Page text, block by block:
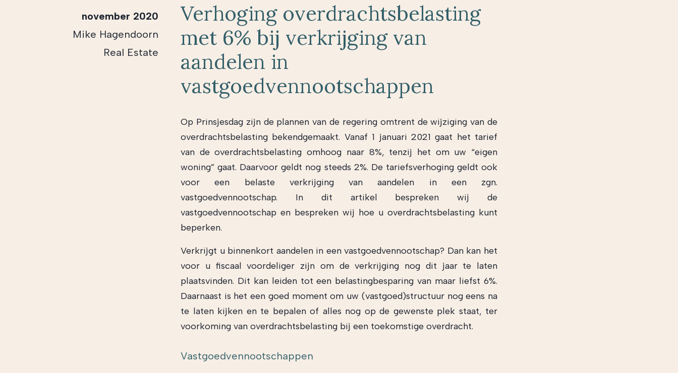
Verhoging overdrachtsbelasting
met 6% bij verkrijging van
aandelen in
vastgoedvennootschappen
Op Prinsjesdag zijn de plannen van de regering omtrent de wijziging van de
overdrachtsbelasting bekendgemaakt. Vanaf 1 januari 2021 gaat het tarief
van de overdrachtsbelasting omhoog naar 8%, tenzij het om uw “eigen
woning” gaat. Daarvoor geldt nog steeds 2%. De tariefsverhoging geldt ook
voor een belaste verkrijging van aandelen in een zgn.
vastgoedvennootschap. In dit artikel bespreken wij de
vastgoedvennootschap en bespreken wij hoe u overdrachtsbelasting kunt
beperken.
Verkrijgt u binnenkort aandelen in een vastgoedvennootschap? Dan kan het
voor u fiscaal voordeliger zijn om de verkrijging nog dit jaar te laten
plaatsvinden. Dit kan leiden tot een belastingbesparing van maar liefst 6%.
Daarnaast is het een goed moment om uw (vastgoed)structuur nog eens na
te laten kijken en te bepalen of alles nog op de gewenste plek staat, ter
voorkoming van overdrachtsbelasting bij een toekomstige overdracht.
Vastgoedvennootschappen
november 2020
Mike Hagendoorn
Real Estate